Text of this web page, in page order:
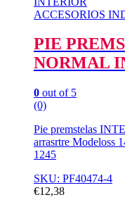
ACCESORIOS
PIE
NORMAL
0 out of 5
(0)
Pie premstelas
arrasrtre Modeloss
1245
SKU: PF40474-4
€12,38